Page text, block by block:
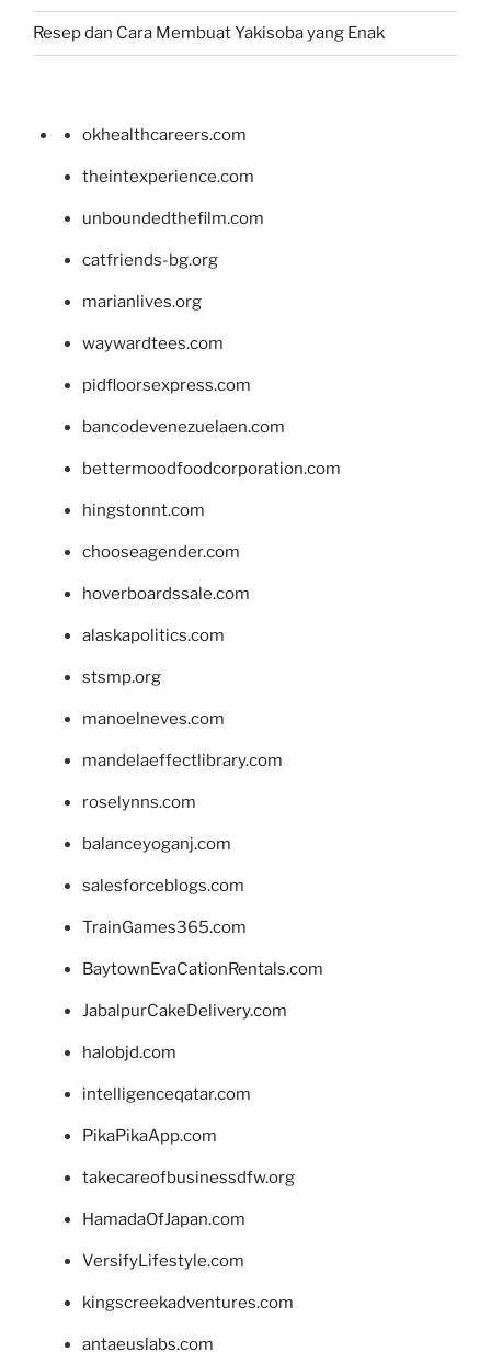
Resep dan Cara Membuat Yakisoba yang Enak
okhealthcareers.com
theintexperience.com
unboundedthefilm.com
catfriends-bg.org
marianlives.org
waywardtees.com
pidfloorsexpress.com
bancodevenezuelaen.com
bettermoodfoodcorporation.com
hingstonnt.com
chooseagender.com
hoverboardssale.com
alaskapolitics.com
stsmp.org
manoelneves.com
mandelaeffectlibrary.com
roselynns.com
balanceyoganj.com
salesforceblogs.com
TrainGames365.com
BaytownEvaCationRentals.com
JabalpurCakeDelivery.com
halobjd.com
intelligenceqatar.com
PikaPikaApp.com
takecareofbusinessdfw.org
HamadaOfJapan.com
VersifyLifestyle.com
kingscreekadventures.com
antaeuslabs.com